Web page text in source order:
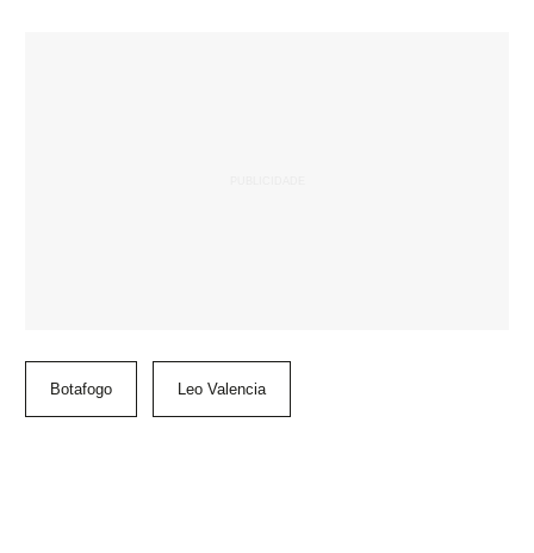
Botafogo Leo Valencia